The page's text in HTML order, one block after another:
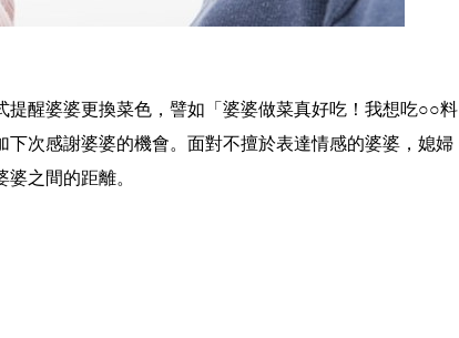
醒婆婆更換菜色，譬如「婆婆做菜真好吃！我想吃○○料
次感謝婆婆的機會。面對不擅於表達情感的婆婆，媳婦
之間的距離。